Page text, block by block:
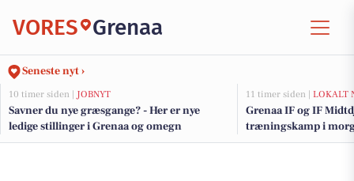
VORES Grenaa
Seneste nyt ›
10 timer siden | JOBNYT
Savner du nye græsgange? - Her er nye
ledige stillinger i Grenaa og omegn
11 timer siden | LOKALT
Grenaa IF og IF
træningskamp i